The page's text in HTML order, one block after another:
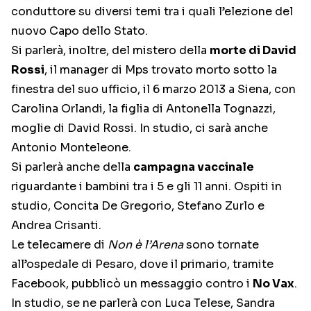
conduttore su diversi temi tra i quali l’elezione del
nuovo Capo dello Stato.
Si parlerà, inoltre, del mistero della morte di David
Rossi, il manager di Mps trovato morto sotto la
finestra del suo ufficio, il 6 marzo 2013 a Siena, con
Carolina Orlandi, la figlia di Antonella Tognazzi,
moglie di David Rossi. In studio, ci sarà anche
Antonio Monteleone.
Si parlerà anche della campagna vaccinale
riguardante i bambini tra i 5 e gli 11 anni. Ospiti in
studio, Concita De Gregorio, Stefano Zurlo e
Andrea Crisanti.
Le telecamere di Non è l’Arenasono tornate
all’ospedale di Pesaro, dove il primario, tramite
Facebook, pubblicò un messaggio contro i No Vax.
In studio, se ne parlerà con Luca Telese, Sandra